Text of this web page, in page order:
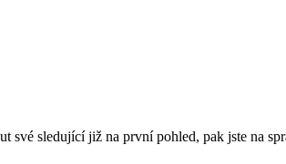
sledující již na první pohled, pak jste na